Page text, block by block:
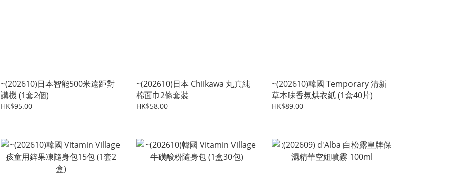
~(202610)日本智能500米遠距對
講機 (1套2個)
HK$95.00
~(202610)日本 Chiikawa 丸真純
棉面巾2條套裝
HK$58.00
~(202610)韓國 Temporary 清新
草本味香氛烘衣紙 (1盒40片)
HK$89.00